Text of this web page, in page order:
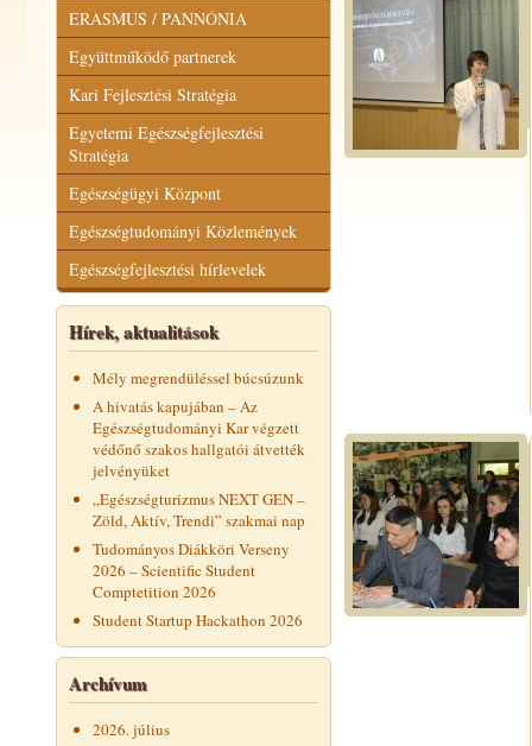
ERASMUS / PANNÓNIA
Együttműködő partnerek
Kari Fejlesztési Stratégia
Egyetemi Egészségfejlesztési
Stratégia
Egészségügyi Központ
Egészségtudományi Közlemények
Egészségfejlesztési hírlevelek
Hírek, aktualitások
Mély megrendüléssel búcsúzunk
A hivatás kapujában – Az
Egészségtudományi Kar végzett
védőnő szakos hallgatói átvették
jelvényüket
„Egészségturizmus NEXT GEN –
Zöld, Aktív, Trendi” szakmai nap
Tudományos Diákköri Verseny
2026 – Scientific Student
Comptetition 2026
Student Startup Hackathon 2026
Archívum
2026. július